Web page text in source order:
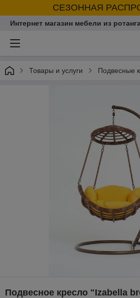
СЕЗОННАЯ
Интернет магазин мебели из
Товары и услуги Подвесные
Подвесное кресло "Izabella